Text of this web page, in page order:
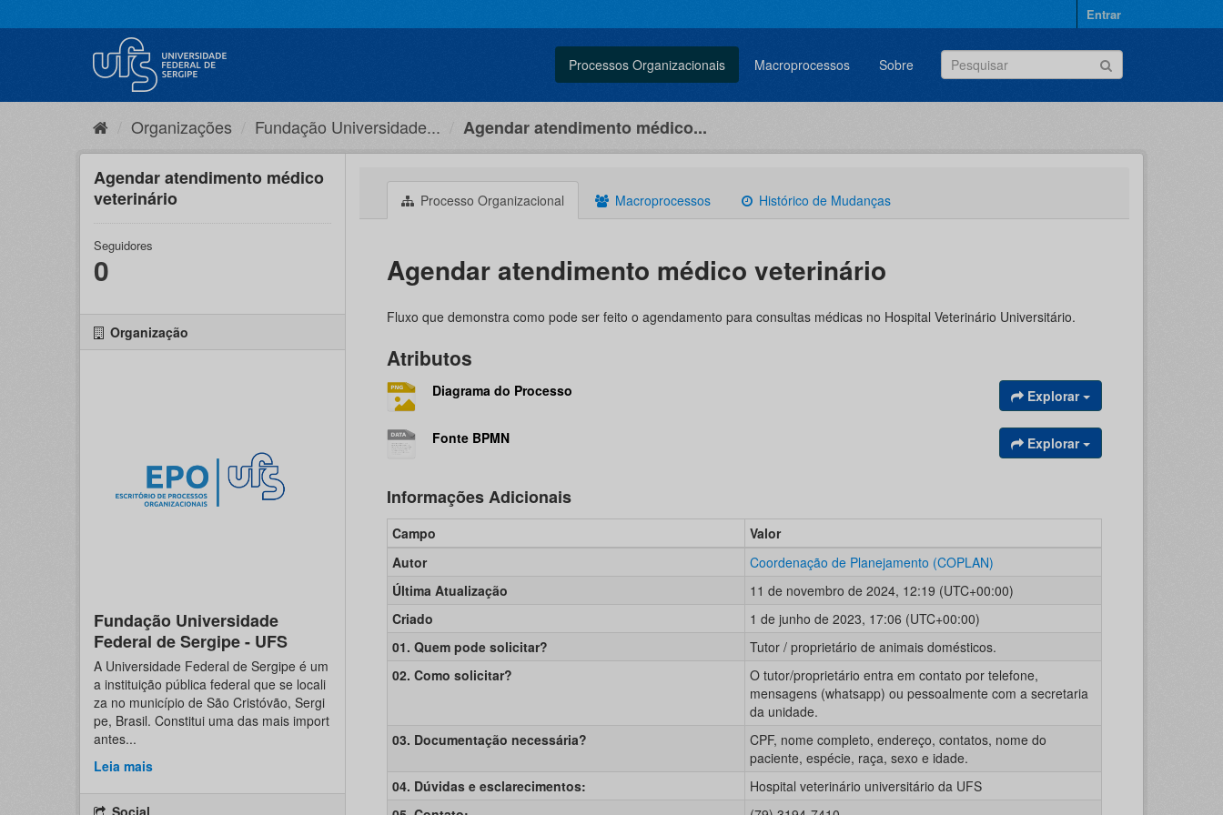
para
Entrar
Processos Organizacionais Macroprocessos Sobre
Organizações Fundação Universidade... Agendar atendimento médico...
Agendar atendimento médico
veterinário
Seguidores
0
Organização
Fundação Universidade
Federal de Sergipe - UFS
A Universidade Federal de Sergipe é um
a instituição pública federal que se locali
za no município de São Cristóvão, Sergi
pe, Brasil. Constitui uma das mais import
antes...
Leia mais
Processo Organizacional Macroprocessos Histórico de Mudanças
Agendar atendimento médico veterinário
Fluxo que demonstra como pode ser feito o agendamento para consultas médicas no Hospital Veterinário Universitário.
Atributos
Diagrama do Processo Explorar
Fonte BPMN Explorar
Informações Adicionais
Campo
Valor
Autor
Coordenação de Planejamento (COPLAN)
Última Atualização
11 de novembro de 2024, 12:19 (UTC+00:00)
Criado
1 de junho de 2023, 17:06 (UTC+00:00)
01. Quem pode solicitar?
Tutor / proprietário de animais domésticos.
02. Como solicitar?
O tutor/proprietário entra em contato por telefone,
mensagens (whatsapp) ou pessoalmente com a secretaria
da unidade.
03. Documentação necessária?
CPF, nome completo, endereço, contatos, nome do
paciente, espécie, raça, sexo e idade.
04. Dúvidas e esclarecimentos:
Hospital veterinário universitário da UFS